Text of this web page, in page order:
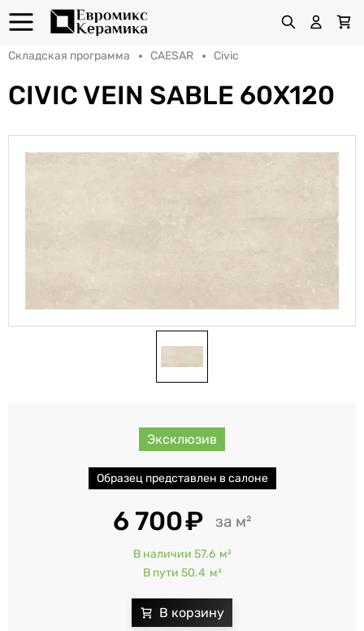
Складская программа CAESAR Civic
CIVIC VEIN SABLE 60X120
Эксклюзив
Образец представлен в салоне
6 700 м²
В наличии 57.6 м²
В пути 50.4 м²